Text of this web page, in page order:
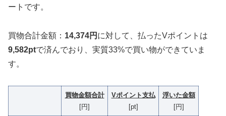
ートです。
買物合計金額： 14,374円 に対して、払ったVポイントは
9,582ptで済んでおり、実質33%で買い物ができていま
す。
買物金額合計
[円]
Vポイント支払
[pt]
浮いた金額
[円]